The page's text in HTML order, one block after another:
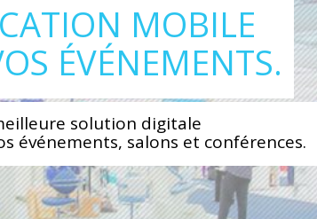
MOBILE
ÉVÉNEMENTS.
solution digitale
événements, salons et conférences.